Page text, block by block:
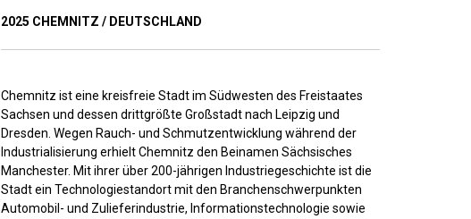
2025 CHEMNITZ / DEUTSCHLAND
Chemnitz ist eine kreisfreie Stadt im Südwesten des Freistaates
Sachsen und dessen drittgrößte Großstadt nach Leipzig und
Dresden. Wegen Rauch- und Schmutzentwicklung während der
Industrialisierung erhielt Chemnitz den Beinamen Sächsisches
Manchester. Mit ihrer über 200-jährigen Industriegeschichte ist die
Stadt ein Technologiestandort mit den Branchenschwerpunkten
Automobil- und Zulieferindustrie, Informationstechnologie sowie